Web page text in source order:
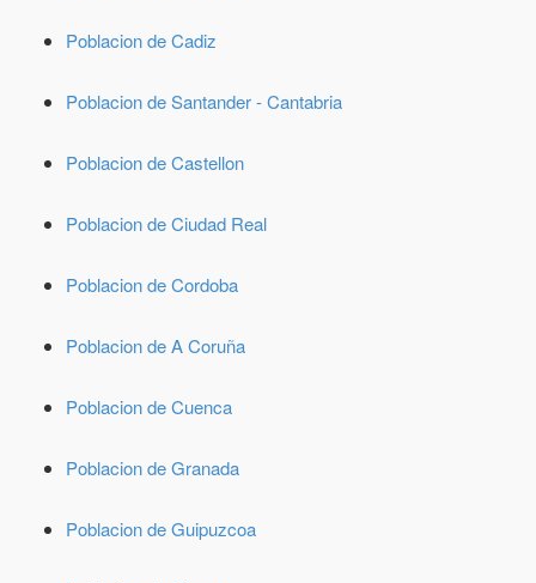
Poblacion de Cadiz
Poblacion de Santander - Cantabria
Poblacion de Castellon
Poblacion de Ciudad Real
Poblacion de Cordoba
Poblacion de A Coruña
Poblacion de Cuenca
Poblacion de Granada
Poblacion de Guipuzcoa